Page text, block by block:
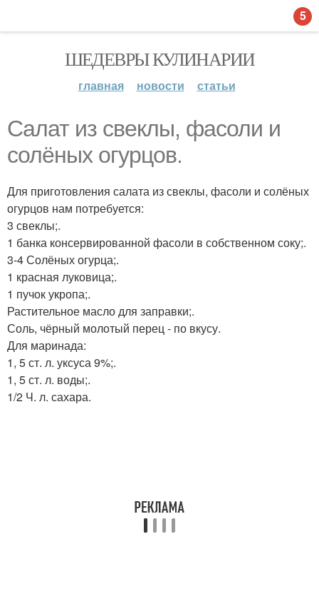
ШЕДЕВРЫ КУЛИНАРИИ
главная новости статьи
Салат из свеклы, фасоли и
солёных огурцов.
Для приготовления салата из свеклы, фасоли и солёных
огурцов нам потребуется:
3 свеклы;.
1 банка консервированной фасоли в собственном соку;.
3-4 Солёных огурца;.
1 красная луковица;.
1 пучок укропа;.
Растительное масло для заправки;.
Соль, чёрный молотый перец - по вкусу.
Для маринада:
1, 5 ст. л. уксуса 9%;.
1, 5 ст. л. воды;.
1/2 Ч. л. сахара.
5